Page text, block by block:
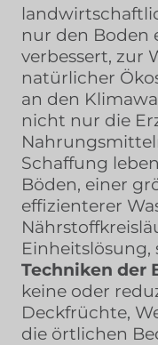
nur den Boden
verbessert, zur
natürlicher
an den
nicht nur die
Schaffung
Böden, einer
effizienterer
Einheitslösung,
Techniken der
keine oder
Deckfrüchte,
die örtlichen